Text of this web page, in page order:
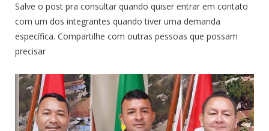
Salve o post pra consultar quando quiser entrar em contato
com um dos integrantes quando tiver uma demanda
específica. Compartilhe com outras pessoas que possam
precisar